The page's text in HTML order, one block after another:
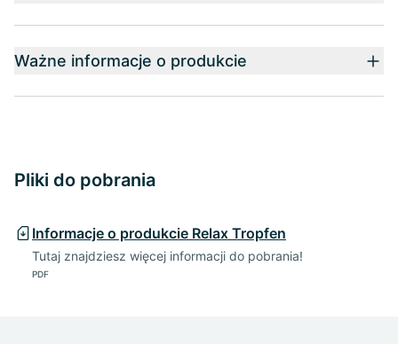
Ważne informacje o produkcie
Pliki do pobrania
Informacje o produkcie Relax Tropfen
Tutaj znajdziesz więcej informacji do pobrania!
PDF